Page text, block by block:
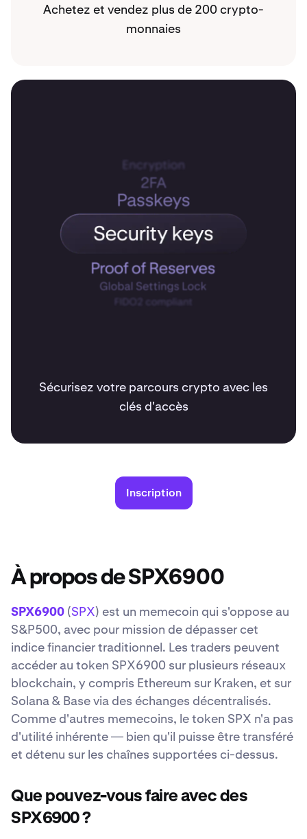
Achetez et vendez plus de 200 crypto-
monnaies
Sécurisez votre parcours crypto avec les
clés d'accès
Inscription
À propos de SPX6900
SPX6900 (SPX) est un memecoin qui s'oppose au
S&P500, avec pour mission de dépasser cet
indice financier traditionnel. Les traders peuvent
accéder au token SPX6900 sur plusieurs réseaux
blockchain, y compris Ethereum sur Kraken, et sur
Solana & Base via des échanges décentralisés.
Comme d'autres memecoins, le token SPX n'a pas
d'utilité inhérente — bien qu'il puisse être transféré
et détenu sur les chaînes supportées ci-dessus.
Que pouvez-vous faire avec des
SPX6900 ?